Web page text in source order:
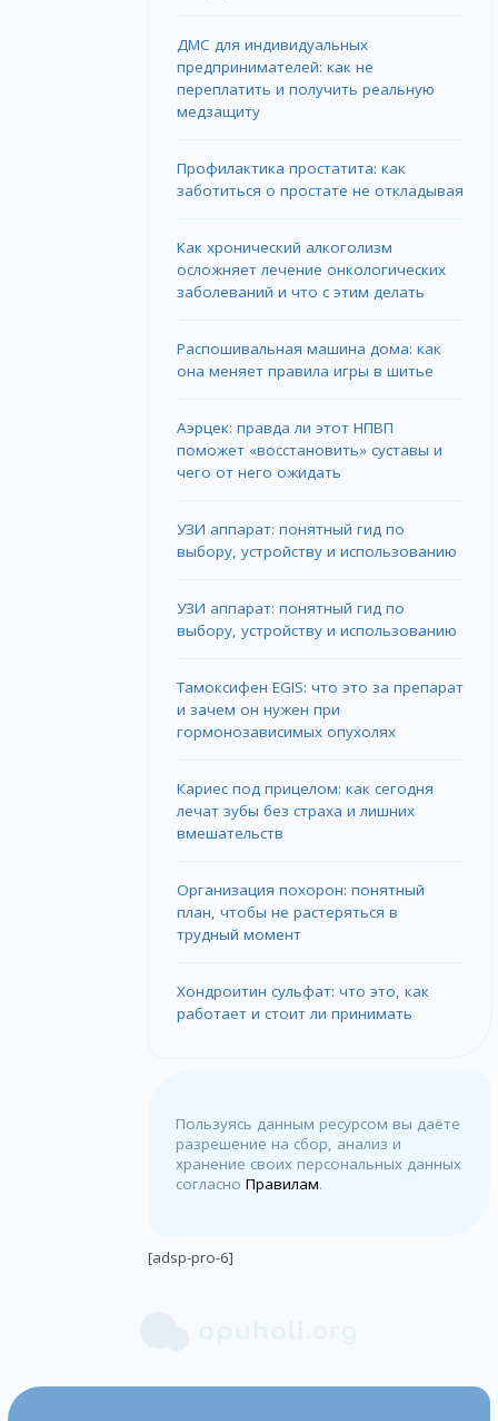
ДМС для индивидуальных
предпринимателей: как не
переплатить и получить реальную
медзащиту
Профилактика простатита: как
заботиться о простате не откладывая
Как хронический алкоголизм
осложняет лечение онкологических
заболеваний и что с этим делать
Распошивальная машина дома: как
она меняет правила игры в шитье
Аэрцек: правда ли этот НПВП
поможет «восстановить» суставы и
чего от него ожидать
УЗИ аппарат: понятный гид по
выбору, устройству и использованию
УЗИ аппарат: понятный гид по
выбору, устройству и использованию
Тамоксифен EGIS: что это за препарат
и зачем он нужен при
гормонозависимых опухолях
Кариес под прицелом: как сегодня
лечат зубы без страха и лишних
вмешательств
Организация похорон: понятный
план, чтобы не растеряться в
трудный момент
Хондроитин сульфат: что это, как
работает и стоит ли принимать
Пользуясь данным ресурсом вы даёте
разрешение на сбор, анализ и
хранение своих персональных данных
согласноПравилам.
[adsp-pro-6]